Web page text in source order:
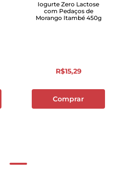
Iogurte Zero Lactose
com Pedaços de
Morango Itambé 450g
R$15,29
Comprar